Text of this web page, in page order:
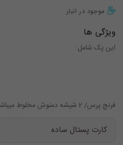
موجود در انبار
ویژگی ها
این پک شامل:
فرنچ پرس/ 2 شیشه دمنوش مخلوط میباشد
کارت پستال ساده